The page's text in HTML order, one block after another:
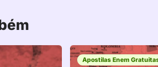
Apostilas Enem